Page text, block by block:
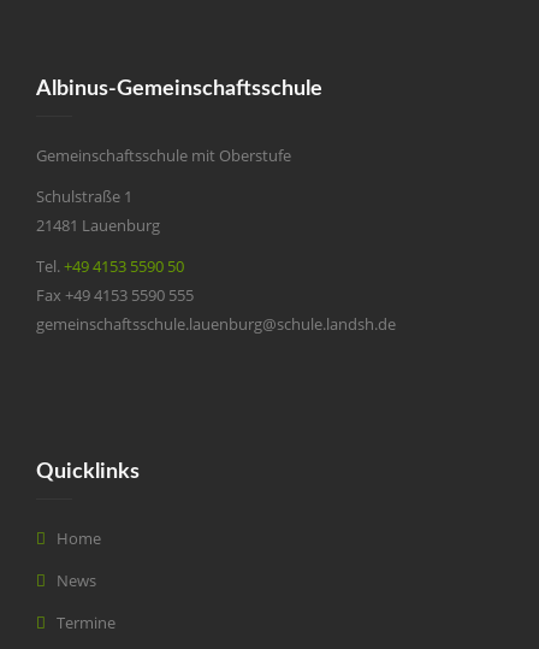
Albinus-Gemeinschaftsschule
Gemeinschaftsschule mit Oberstufe
Schulstraße 1
21481 Lauenburg
Tel.+49 4153 5590 50
Fax +49 4153 5590 555
gemeinschaftsschule.lauenburg@schule.landsh.de
Quicklinks
Home
News
Termine